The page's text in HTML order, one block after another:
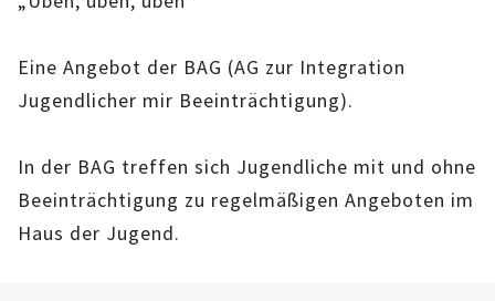
SPORT-BAG
IMAG
Eine Angebot der BAG (AG zur Integration
Jugendlicher mir Beeinträchtigung).
In der BAG treffen sich Jugendliche mit und ohne
Beeinträchtigung zu regelmäßigen Angeboten im
Haus der Jugend.